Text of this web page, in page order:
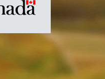
/
Symbole
du
gouvernement
du